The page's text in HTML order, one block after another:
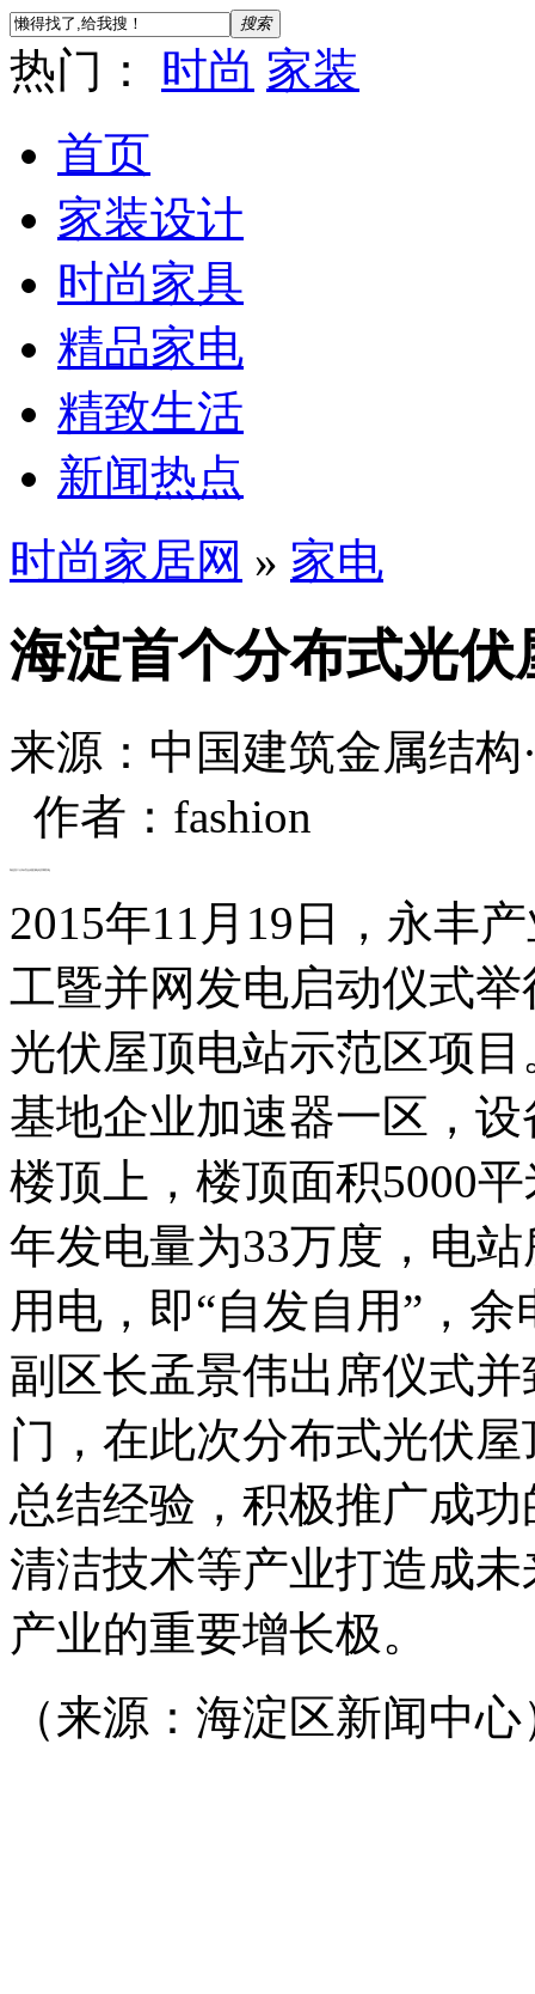
搜索
热门： 时尚 家装
首页
家装设计
时尚家具
精品家电
精致生活
新闻热点
时尚家居网 » 家电
海淀首个分布式光
来源：中国建筑金属结
作者：fashion
海淀首个分布式光伏屋顶电站并网发电
2015年11月19日，永丰
工暨并网发电启动仪式
光伏屋顶电站示范区项
基地企业加速器一区，
楼顶上，楼顶面积5000
年发电量为33万度，电
用电，即“自发自用”，
副区长孟景伟出席仪式
门，在此次分布式光伏
总结经验，积极推广成
清洁技术等产业打造成
产业的重要增长极。
（来源：海淀区新闻中